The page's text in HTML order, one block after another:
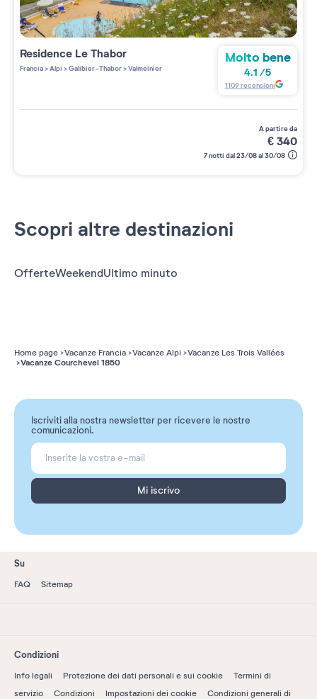
Residence Le Thabor
Francia>Alpi >Galibier-Thabor>Valmeinier
Molto bene
4.1 /5
1109recensioni
a partire da
€340
7 notti dal 23/08 al 30/08
Scopri altre destinazioni
OfferteWeekendUltimo minuto
Home page Vacanze Francia Vacanze Alpi Vacanze Les Trois Vallées
Vacanze Courchevel 1850
Iscriviti alla nostra newsletter per ricevere le nostre
comunicazioni.
Mi iscrivo
Su
FAQ Sitemap
Condizioni
Info legali Protezione dei dati personali e sui cookie
Termini di
servizio
Condizioni Impostazioni dei cookie
Condizioni generali di